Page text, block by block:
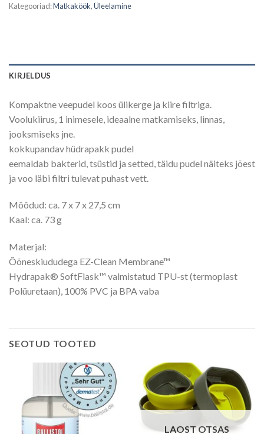
Kategooriad:Matkaköök,Üleelamine
KIRJELDUS
Kompaktne veepudel koos ülikerge ja kiire filtriga.
Voolukiirus, 1 inimesele, ideaalne matkamiseks, linnas,
jooksmiseks jne.
kokkupandav hüdrapakk pudel
eemaldab bakterid, tsüstid ja setted, täidu pudel näiteks jõest
ja voo läbi filtri tulevat puhast vett.
Mõõdud: ca. 7 x 7 x 27,5 cm
Kaal: ca. 73 g
Materjal:
Õõneskiududega EZ-Clean Membrane™
Hydrapak® SoftFlask™ valmistatud TPU-st (termoplast
Polüuretaan), 100% PVC ja BPA vaba
SEOTUD TOOTED
LAOST OTSAS